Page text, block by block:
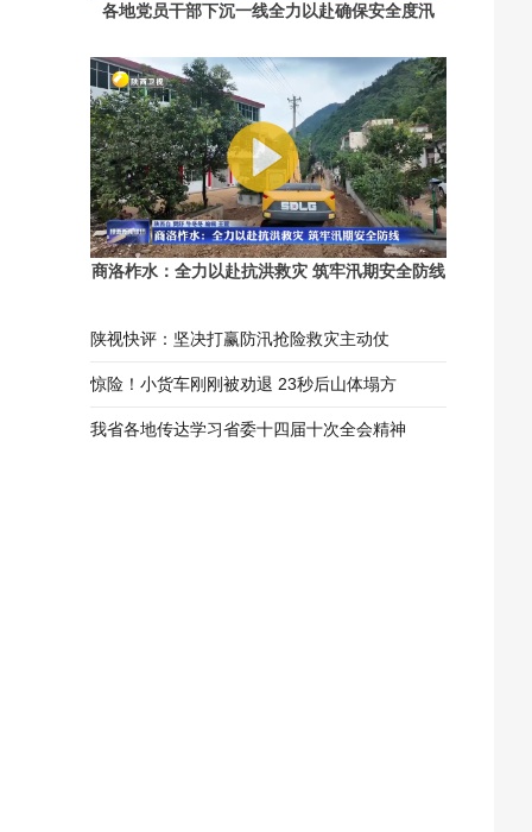
各地党员干部下沉一线全力以赴确保安全度汛
商洛柞水：全力以赴抗洪救灾 筑牢汛期安全防线
陕视快评：坚决打赢防汛抢险救灾主动仗
惊险！小货车刚刚被劝退 23秒后山体塌方
我省各地传达学习省委十四届十次全会精神